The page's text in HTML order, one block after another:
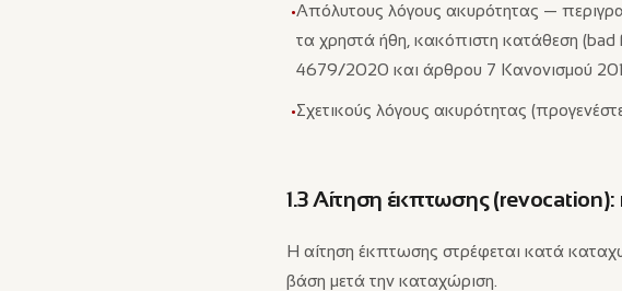
•Απόλυτους λόγους ακυρότητας —
τα χρηστά ήθη, κακόπιστη κατάθεση
4679/2020 και άρθρου 7 Κανονισμού
•Σχετικούς λόγους ακυρότητας
1.3 Αίτηση έκπτωσης
Η αίτηση έκπτωσης στρέφεται κατά
βάση μετά την καταχώριση.